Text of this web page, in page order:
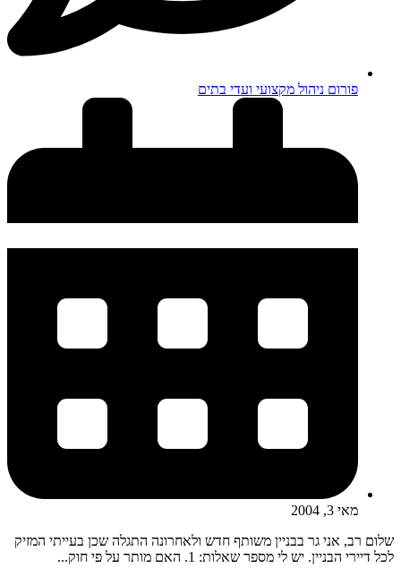
פורום ניהול מקצועי ועדי בתים
מאי 3, 2004
שלום רב, אני גר בבניין משותף חדש ולאחרונה התגלה שכן בעייתי המזיק
לכל דיירי הבניין. יש לי מספר שאלות: 1. האם מותר על פי חוק...